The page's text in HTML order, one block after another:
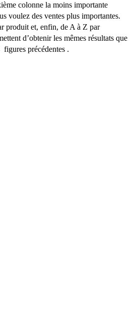
colonne la moins importante
voulez des ventes plus importantes.
produit et, enfin, de A à Z par
d’obtenir les mêmes résultats que
figures précédentes .